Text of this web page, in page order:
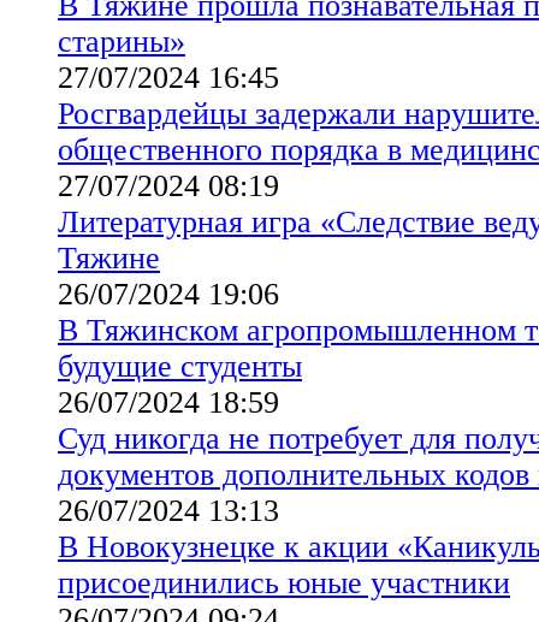
старины»
27/07/2024 16:45
Росгвардейцы задержали
общественного порядка в
27/07/2024 08:19
Литературная игра «Следствие
Тяжине
26/07/2024 19:06
В Тяжинском агропромышленном
будущие студенты
26/07/2024 18:59
Суд никогда не потребует для
документов дополнительных
26/07/2024 13:13
В Новокузнецке к акции
присоединились юные участники